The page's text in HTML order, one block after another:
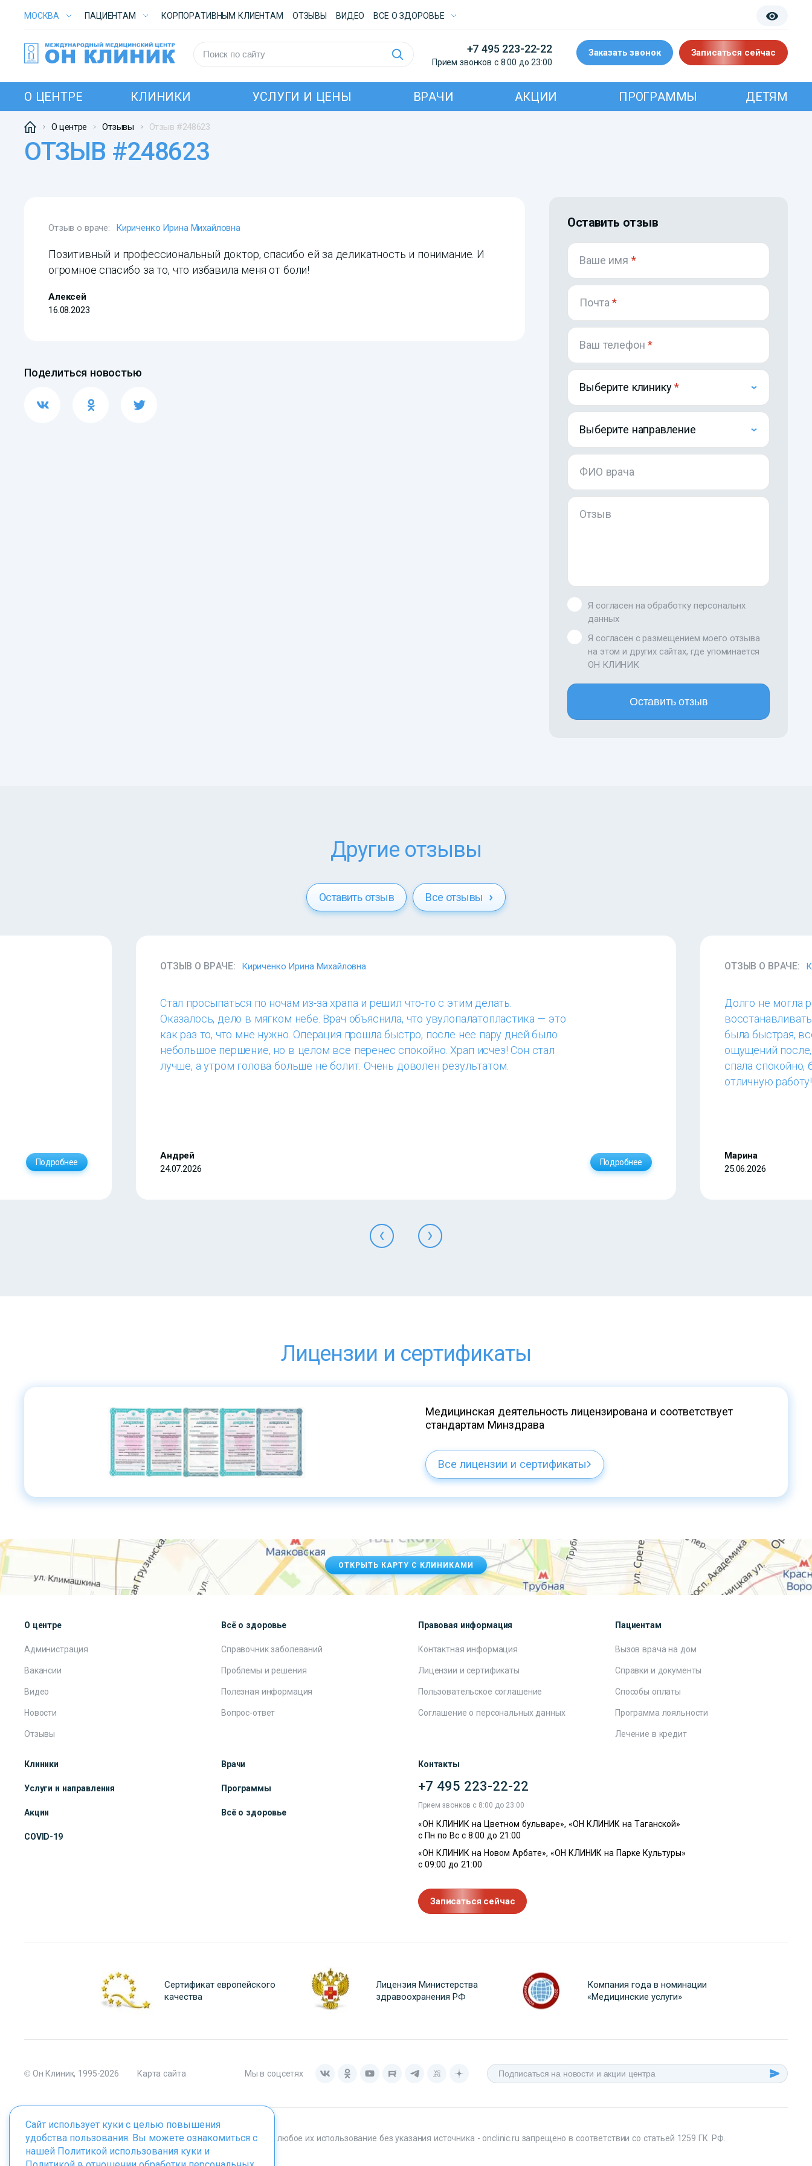
МОСКВА ПАЦИЕНТАМ КОРПОРАТИВНЫМ КЛИЕНТАМ ОТЗЫВЫ ВИДЕО ВСE О ЗДОРОВЬЕ
+7 495 223-22-22
Прием звонков с 8:00 до 23:00
Заказать звонок Записаться сейчас
О ЦЕНТРЕ КЛИНИКИ УСЛУГИ И ЦЕНЫ ВРАЧИ АКЦИИ ПРОГРАММЫ ДЕТЯМ
О центре Отзывы Отзыв #248623
ОТЗЫВ #248623
Отзыв о враче: Кириченко Ирина Михайловна
Позитивный и профессиональный доктор, спасибо ей за деликатность и понимание. И
огромное спасибо за то, что избавила меня от боли!
Алексей
16.08.2023
Поделиться новостью
Оставить отзыв
Ваше имя *
Почта*
Ваш телефон*
Выберите клинику
Выберите направление
ФИО врача
Отзыв
Я согласен на обработку персональнх
данных
Я согласен с размещением моего отзыва
на этом и других сайтах, где упоминается
ОН КЛИНИК
Оставить отзыв
Другие отзывы
Оставить отзыв Все отзывы
Подробнее
ОТЗЫВ О ВРАЧЕ: Кириченко Ирина Михайловна
Стал просыпаться по ночам из-за храпа и решил что-то с этим делать.
Оказалось, дело в мягком небе. Врач объяснила, что увулопалатопластика — это
как раз то, что мне нужно. Операция прошла быстро, после нее пару дней было
небольшое першение, но в целом все перенес спокойно. Храп исчез! Сон стал
лучше, а утром голова больше не болит. Очень доволен результатом.
Андрей
24.07.2026
Подробнее
ОТЗЫВ О ВРАЧЕ:
Долго не могла
была быстрая,
ощущений
спала спокойно,
отличную работу!
Марина
25.06.2026
Лицензии и сертификаты
Медицинская деятельность лицензирована и соответствует
стандартам Минздрава
Все лицензии и сертификаты
ОТКРЫТЬ КАРТУ С КЛИНИКАМИ
О центре
Администрация
Вакансии
Видео
Новости
Отзывы
Всё о здоровье
Справочник заболеваний
Проблемы и решения
Полезная информация
Вопрос-ответ
Правовая информация
Контактная информация
Лицензии и сертификаты
Пользовательское соглашение
Соглашение о персональных данных
Пациентам
Вызов врача на дом
Справки и документы
Способы оплаты
Программа лояльности
Лечение в кредит
Клиники Врачи
Услуги и направления Программы
Акции Всё о здоровье
COVID-19
Контакты
+7 495 223-22-22
Прием звонков с 8:00 до 23:00
«ОН КЛИНИК на Цветном бульваре», «ОН КЛИНИК на Таганской»
с Пн по Вс с 8:00 до 21:00
«ОН КЛИНИК на Новом Арбате», «ОН КЛИНИК на Парке Культуры»
с 09:00 до 21:00
Записаться сейчас
Сертификат европейского
качества
Лицензия Министерства
здравоохранения РФ
Компания года в номинации
«Медицинские услуги»
© Он Клиник, 1995-2026 Карта сайта Мы в соцсетях
Материалы сайта являются собственностью ООО "Он Клиник", любое их использование без указания источника - onclinic.ru запрещено в соответствии со статьей 1259 ГК. РФ.
Сайт использует куки с целью повышения
удобства пользования. Вы можете ознакомиться с
нашей Политикой использования куки и